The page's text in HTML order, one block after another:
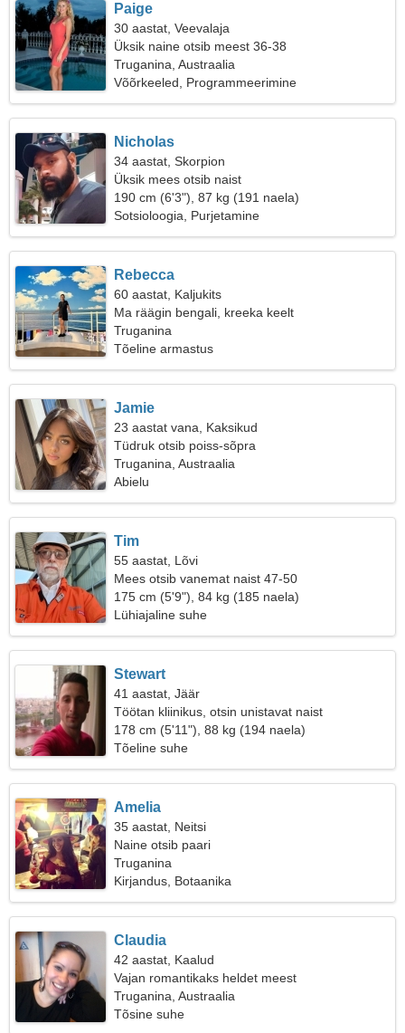
Paige
30 aastat, Veevalaja
Üksik naine otsib meest 36-38
Truganina, Austraalia
Võõrkeeled, Programmeerimine
Nicholas
34 aastat, Skorpion
Üksik mees otsib naist
190 cm (6'3"), 87 kg (191 naela)
Sotsioloogia, Purjetamine
Rebecca
60 aastat, Kaljukits
Ma räägin bengali, kreeka keelt
Truganina
Tõeline armastus
Jamie
23 aastat vana, Kaksikud
Tüdruk otsib poiss-sõpra
Truganina, Austraalia
Abielu
Tim
55 aastat, Lõvi
Mees otsib vanemat naist 47-50
175 cm (5'9"), 84 kg (185 naela)
Lühiajaline suhe
Stewart
41 aastat, Jäär
Töötan kliinikus, otsin unistavat naist
178 cm (5'11"), 88 kg (194 naela)
Tõeline suhe
Amelia
35 aastat, Neitsi
Naine otsib paari
Truganina
Kirjandus, Botaanika
Claudia
42 aastat, Kaalud
Vajan romantikaks heldet meest
Truganina, Austraalia
Tõsine suhe